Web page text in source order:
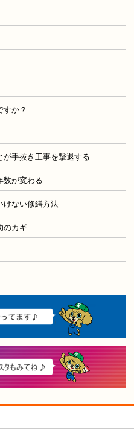
すか？
が手抜き工事を撃退する
数が変わる
けない修繕方法
のカギ